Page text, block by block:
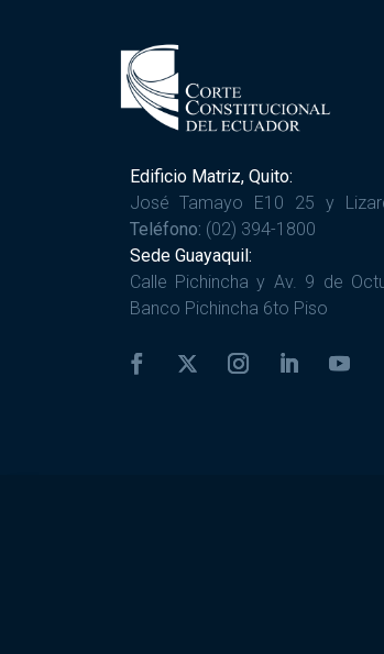
Edificio Matriz, Quito:
José Tamayo E10 25 y
Teléfono: (02) 394-1800
Sede Guayaquil:
Calle Pichincha y Av. 9 de
Banco Pichincha 6to Piso